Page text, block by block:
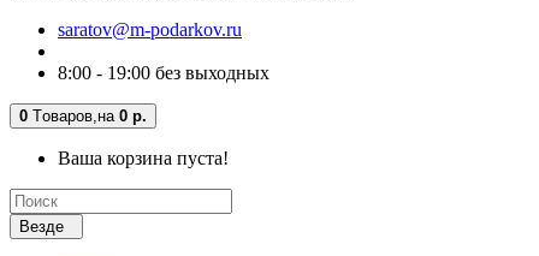
saratov@m-podarkov.ru
8:00 - 19:00 без выходных
0 Tоваров, на 0 р.
Ваша корзина пуста!
Везде